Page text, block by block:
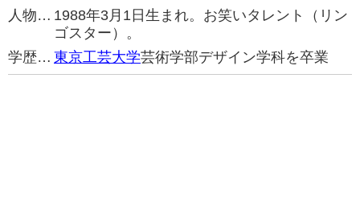
人物… 1988年3月1日生まれ。お笑いタレント（リン
ゴスター）。
学歴… 東京工芸大学芸術学部デザイン学科を卒業